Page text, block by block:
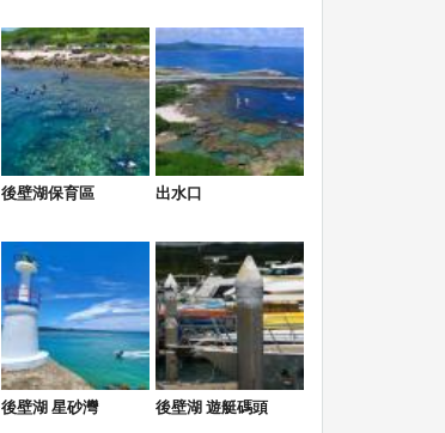
後壁湖保育區 出水口
後壁湖 星砂灣 後壁湖 遊艇碼頭